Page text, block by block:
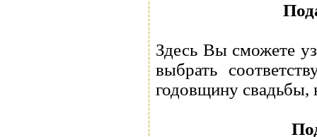
Здесь Вы сможете
выбрать
годовщину свадьбы,